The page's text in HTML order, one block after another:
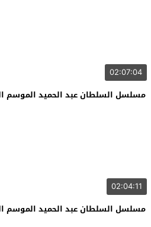
02:07:04
مسلسل السلطان عبد الحميد الموسم
02:04:11
مسلسل السلطان عبد الحميد الموسم